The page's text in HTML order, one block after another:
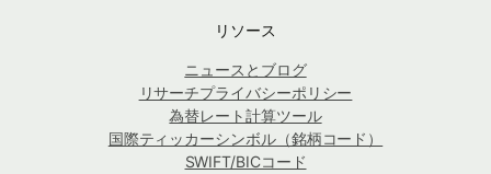
リソース
ニュースとブログ
リサーチプライバシーポリシー
為替レート計算ツール
国際ティッカーシンボル（銘柄コード）
SWIFT/BICコード